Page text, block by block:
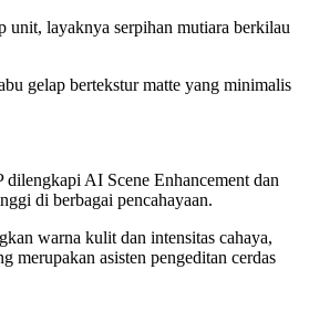
unit, layaknya serpihan mutiara berkilau
gelap bertekstur matte yang minimalis
AI Scene Enhancement dan
di berbagai pencahayaan.
warna kulit dan intensitas cahaya,
asisten pengeditan cerdas